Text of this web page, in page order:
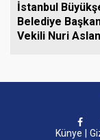
İstanbul
Belediye
Vekili Nuri
Künye